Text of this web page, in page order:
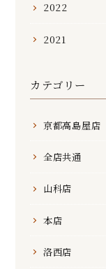
2022
2021
カテゴリー
京都高島屋店
全店共通
山科店
本店
洛西店